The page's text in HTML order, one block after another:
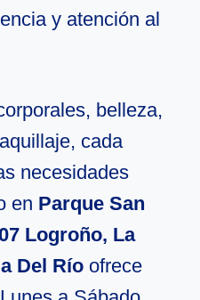
y atención al
belleza,
cada
necesidades
en Parque San
Logroño, La
Del Río ofrece